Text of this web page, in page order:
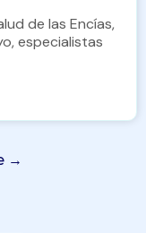
de las Encías,
especialistas
→